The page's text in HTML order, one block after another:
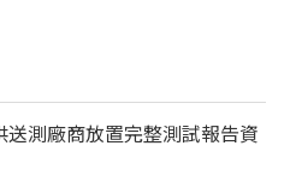
送測廠商放置完整測試報告資